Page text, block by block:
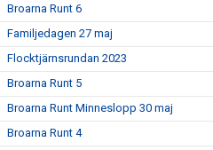
Broarna Runt 6
Familjedagen 27 maj
Flocktjärnsrundan 2023
Broarna Runt 5
Broarna Runt Minneslopp 30 maj
Broarna Runt 4